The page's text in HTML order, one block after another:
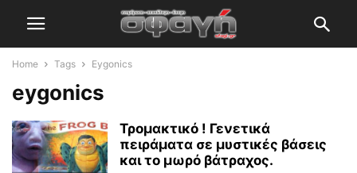
Home Tags Eygonics
eygonics
Τρομακτικό ! Γενετικά
πειράματα σε μυστικές βάσεις
και το μωρό βάτραχος.